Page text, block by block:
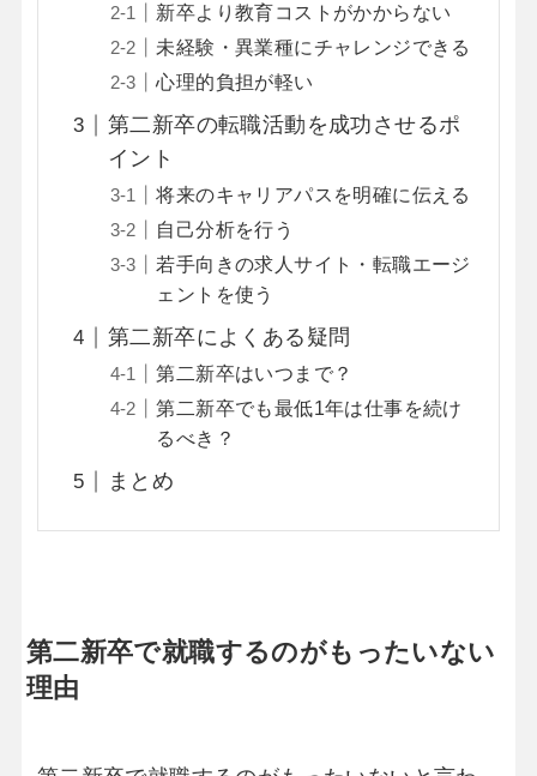
新卒より教育コストがかからない
未経験・異業種にチャレンジできる
心理的負担が軽い
第二新卒の転職活動を成功させるポ
イント
将来のキャリアパスを明確に伝える
自己分析を行う
若手向きの求人サイト・転職エージ
ェントを使う
第二新卒によくある疑問
第二新卒はいつまで？
第二新卒でも最低1年は仕事を続け
るべき？
まとめ
第二新卒で就職するのがもったいない
理由